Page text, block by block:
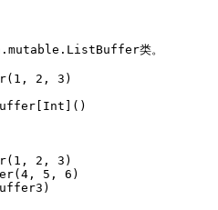
类。
2, 3)
2, 3)
5, 6)